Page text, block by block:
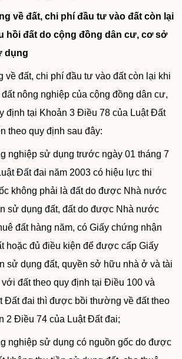
về đất, chi phí đầu tư vào đất còn lại
hồi đất do cộng đồng dân cư, cơ sở
dụng
về đất, chi phí đầu tư vào đất còn lại khi
nông nghiệp của cộng đồng dân cư,
định tại Khoản 3 Điều 78 của Luật Đất
theo quy định sau đây:
nghiệp sử dụng trước ngày 01 tháng 7
Đấtđai năm 2003 có hiệu lực thi
không phải làđấtdo được Nhà nước
sử dụng đất, đất do được Nhà nước
đất hàng năm, có Giấy chứng nhận
hoặc đủ điều kiện để được cấp Giấy
sử dụng đất, quyền sở hữu nhà ở và tài
đất theo quy định tại Điều 100 và
Đất đai thì được bồi thường về đất theo
2 Điều 74 của Luật Đất đai;
nghiệp sử dụng có nguồn gốc do được